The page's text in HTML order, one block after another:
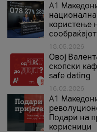
A1
користење
сообраќајот
18.05.2026
Овој
скопски
safe dating
16.02.2026
А1
Подари на
корисници